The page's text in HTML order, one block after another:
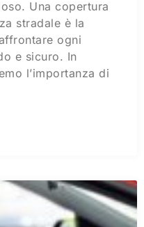
Una copertura
stradale è la
ogni
e sicuro. In
l’importanza di